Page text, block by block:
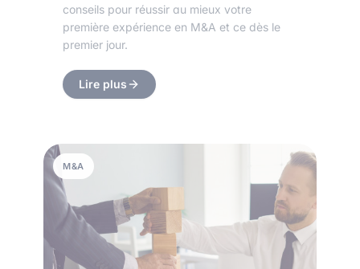
conseils pour réussir au mieux votre
première expérience en M&A et ce dès le
premier jour.
Lire plus
M&A